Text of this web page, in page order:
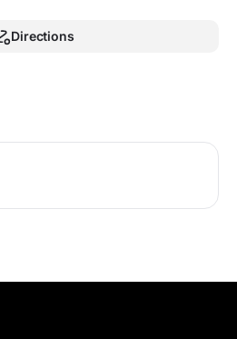
Directions